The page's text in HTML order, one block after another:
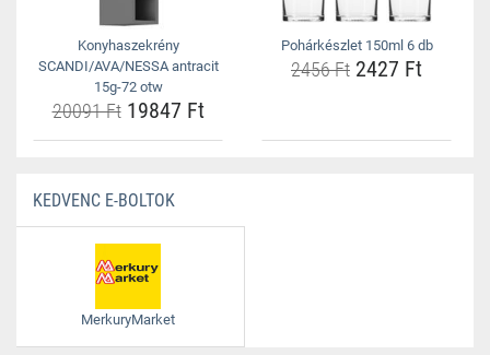
Konyhaszekrény
SCANDI/AVA/NESSA antracit
15g-72 otw
20091 Ft19847 Ft
Pohárkészlet 150ml 6 db
2456 Ft 2427 Ft
KEDVENC E-BOLTOK
MerkuryMarket